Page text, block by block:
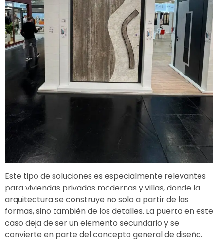
Este tipo de soluciones es especialmente relevantes
para viviendas privadas modernas y villas, donde la
arquitectura se construye no solo a partir de las
formas, sino también de los detalles. La puerta en este
caso deja de ser un elemento secundario y se
convierte en parte del concepto general de diseño.